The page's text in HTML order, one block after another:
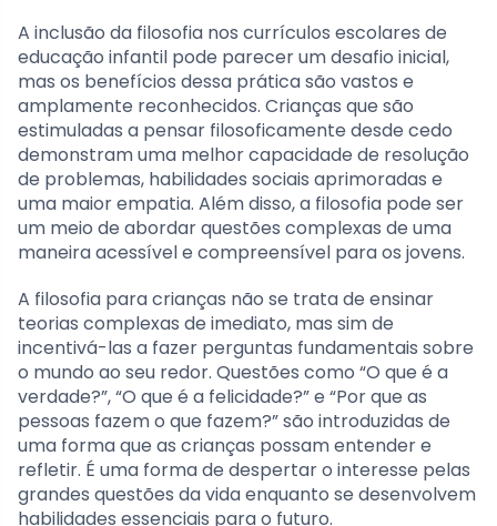
A inclusão da filosofia nos currículos escolares de
educação infantil pode parecer um desafio inicial,
mas os benefícios dessa prática são vastos e
amplamente reconhecidos. Crianças que são
estimuladas a pensar filosoficamente desde cedo
demonstram uma melhor capacidade de resolução
de problemas, habilidades sociais aprimoradas e
uma maior empatia. Além disso, a filosofia pode ser
um meio de abordar questões complexas de uma
maneira acessível e compreensível para os jovens.
A filosofia para crianças não se trata de ensinar
teorias complexas de imediato, mas sim de
incentivá-las a fazer perguntas fundamentais sobre
o mundo ao seu redor. Questões como “O que é a
verdade?”, “O que é a felicidade?” e “Por que as
pessoas fazem o que fazem?” são introduzidas de
uma forma que as crianças possam entender e
refletir. É uma forma de despertar o interesse pelas
grandes questões da vida enquanto se desenvolvem
habilidades essenciais para o futuro.